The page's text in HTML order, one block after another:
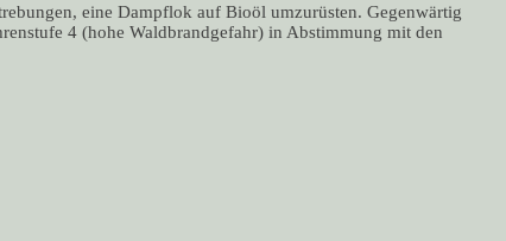
eine Dampflok auf Bioöl umzurüsten. Gegenwärtig
4 (hohe Waldbrandgefahr) in Abstimmung mit den